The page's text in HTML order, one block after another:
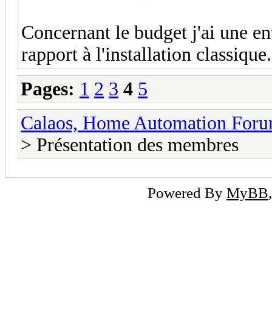
Concernant le budget j'ai une
rapport à l'installation
Pages: 1 2 3 4 5
Calaos, Home Automation
> Présentation des membres
Powered By MyBB